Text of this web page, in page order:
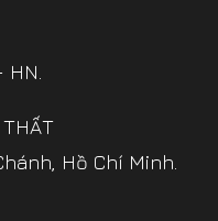
Hồ Chí Minh.